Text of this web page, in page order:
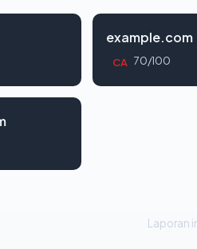
example.com
CA 70/100
Laporan